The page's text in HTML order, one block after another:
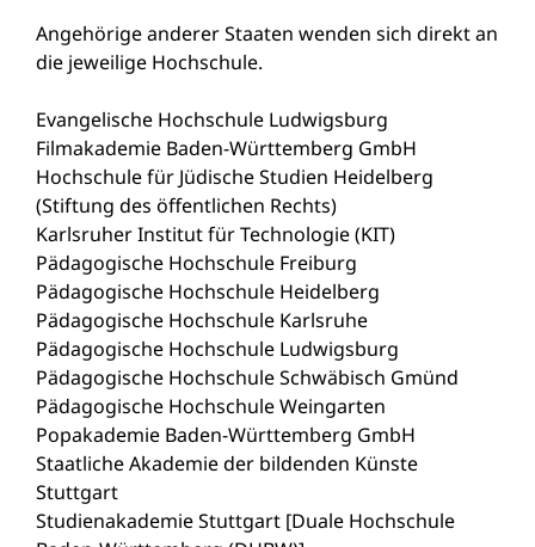
Angehörige anderer Staaten wenden sich direkt an
die jeweilige Hochschule.
Evangelische Hochschule Ludwigsburg
Filmakademie Baden-Württemberg GmbH
Hochschule für Jüdische Studien Heidelberg
(Stiftung des öffentlichen Rechts)
Karlsruher Institut für Technologie (KIT)
Pädagogische Hochschule Freiburg
Pädagogische Hochschule Heidelberg
Pädagogische Hochschule Karlsruhe
Pädagogische Hochschule Ludwigsburg
Pädagogische Hochschule Schwäbisch Gmünd
Pädagogische Hochschule Weingarten
Popakademie Baden-Württemberg GmbH
Staatliche Akademie der bildenden Künste
Stuttgart
Studienakademie Stuttgart [Duale Hochschule